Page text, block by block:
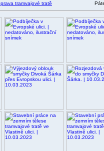
tramvajové tratě